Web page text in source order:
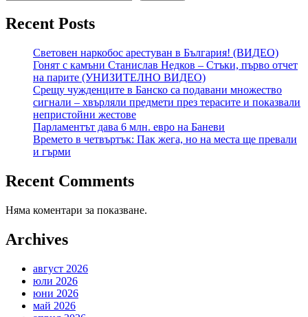
Recent Posts
Световен наркобос арестуван в България! (ВИДЕО)
Гонят с камъни Станислав Недков – Стъки, първо отчет
на парите (УНИЗИТЕЛНО ВИДЕО)
Срещу чужденците в Банско са подавани множество
сигнали – хвърляли предмети през терасите и показвали
непристойни жестове
Парламентът дава 6 млн. евро на Баневи
Времето в четвъртък: Пак жега, но на места ще превали
и гърми
Recent Comments
Няма коментари за показване.
Archives
август 2026
юли 2026
юни 2026
май 2026